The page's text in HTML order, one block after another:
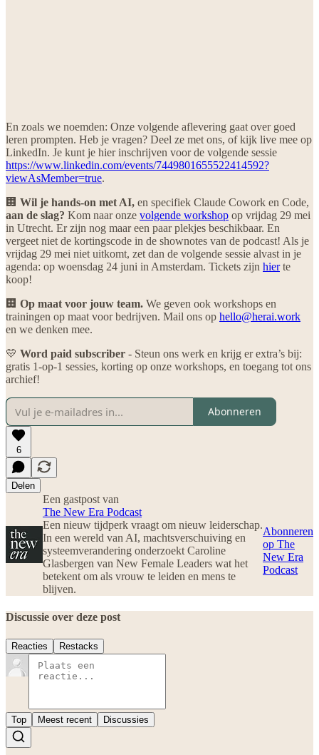
En zoals we noemden: Onze volgende aflevering gaat over goed
leren prompten. Heb je vragen? Deel ze met ons, of kijk live mee op
LinkedIn. Je kunt je hier inschrijven voor de volgende sessie
https://www.linkedin.com/events/7449801655522414592?
viewAsMember=true.
🏢 Wil je hands-on met AI, en specifiek Claude Cowork en Code,
aan de slag? Kom naar onze volgende workshop op vrijdag 29 mei
in Utrecht. Er zijn nog maar een paar plekjes beschikbaar. En
vergeet niet de kortingscode in de shownotes van de podcast! Als je
vrijdag 29 mei niet uitkomt, zet dan de volgende sessie alvast in je
agenda: op woensdag 24 juni in Amsterdam. Tickets zijn hierte
koop!
🏢 Op maat voor jouw team. We geven ook workshops en
trainingen op maat voor bedrijven. Mail ons op hello@herai.work
en we denken mee.
💛 Word paid subscriber - Steun ons werk en krijg er extra’s bij:
gratis 1-op-1 sessies, korting op onze workshops, en toegang tot ons
archief!
Abonneren
6
Delen
Een gastpost van
The New Era Podcast
Een nieuw tijdperk vraagt om nieuw leiderschap.
In een wereld van AI, machtsverschuiving en
systeemverandering onderzoekt Caroline
Glasbergen van New Female Leaders wat het
betekent om als vrouw te leiden en mens te
blijven.
Abonneren
op The
New Era
Podcast
Discussie over deze post
Reacties Restacks
Top Meest recent Discussies